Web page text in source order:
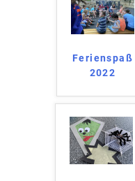
Ferienspaß
2022